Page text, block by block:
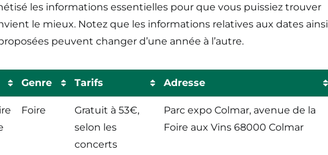
les informations essentielles pour que vous puissiez trouver
le mieux. Notez que les informations relatives aux dates ainsi
peuvent changer d’une année à l’autre.
Genre Tarifs
Adresse
Genre Tarifs Adresse
Foire
Gratuit à 53€,
selon les
concerts
Parc expo Colmar, avenue de la
Foire aux Vins 68000 Colmar